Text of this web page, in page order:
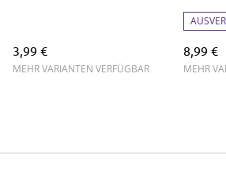
3,99 €
MEHR VARIANTEN VERFÜGBAR
8,99 €
MEHR